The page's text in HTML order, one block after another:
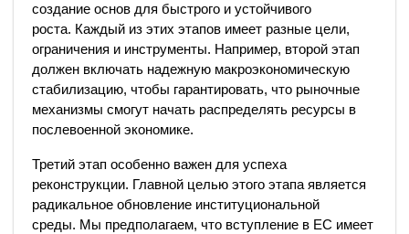
создание основ для быстрого и устойчивого
роста. Каждый из этих этапов имеет разные цели,
ограничения и инструменты. Например, второй этап
должен включать надежную макроэкономическую
стабилизацию, чтобы гарантировать, что рыночные
механизмы смогут начать распределять ресурсы в
послевоенной экономике.
Третий этап особенно важен для успеха
реконструкции. Главной целью этого этапа является
радикальное обновление институциональной
среды. Мы предполагаем, что вступление в ЕС имеет